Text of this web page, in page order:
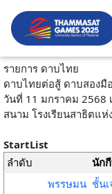
รายการ ดาบไทย
ดาบไทยต่อสู้ ดาบสองมื
วันที่ 11 มกราคม 2568
สนาม โรงเรียนสาธิตแ
StartList
ลำดับ
นัก
พรรษมน ชั้น